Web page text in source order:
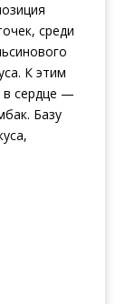
среди
К этим
в сердце —
Базу